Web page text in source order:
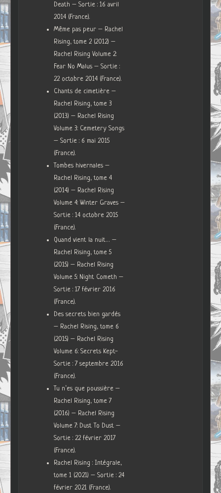
Death – Sortie : 16 avril
2014 (France).
Même pas peur – Rachel
Rising, tome 2 (2012) –
Rachel Rising Volume 2:
Fear No Malus – Sortie :
22 octobre 2014 (France).
Chants de cimetière –
Rachel Rising, tome 3
(2013) – Rachel Rising
Volume 3: Cemetery Songs
– Sortie : 6 mai 2015
(France).
Tombes hivernales –
Rachel Rising, tome 4
(2014) – Rachel Rising
Volume 4: Winter Graves –
Sortie : 14 octobre 2015
(France).
Quand vient la nuit… –
Rachel Rising, tome 5
(2015) – Rachel Rising
Volume 5: Night Cometh –
Sortie : 17 février 2016
(France).
Des secrets bien gardés
– Rachel Rising, tome 6
(2015) – Rachel Rising
Volume 6: Secrets Kept-
Sortie : 7 septembre 2016
(France).
Tu n’es que poussière –
Rachel Rising, tome 7
(2016) – Rachel Rising
Volume 7: Dust To Dust –
Sortie : 22 février 2017
(France).
Rachel Rising : Intégrale,
tome 1 (2021) – Sortie : 24
février 2021 (France).